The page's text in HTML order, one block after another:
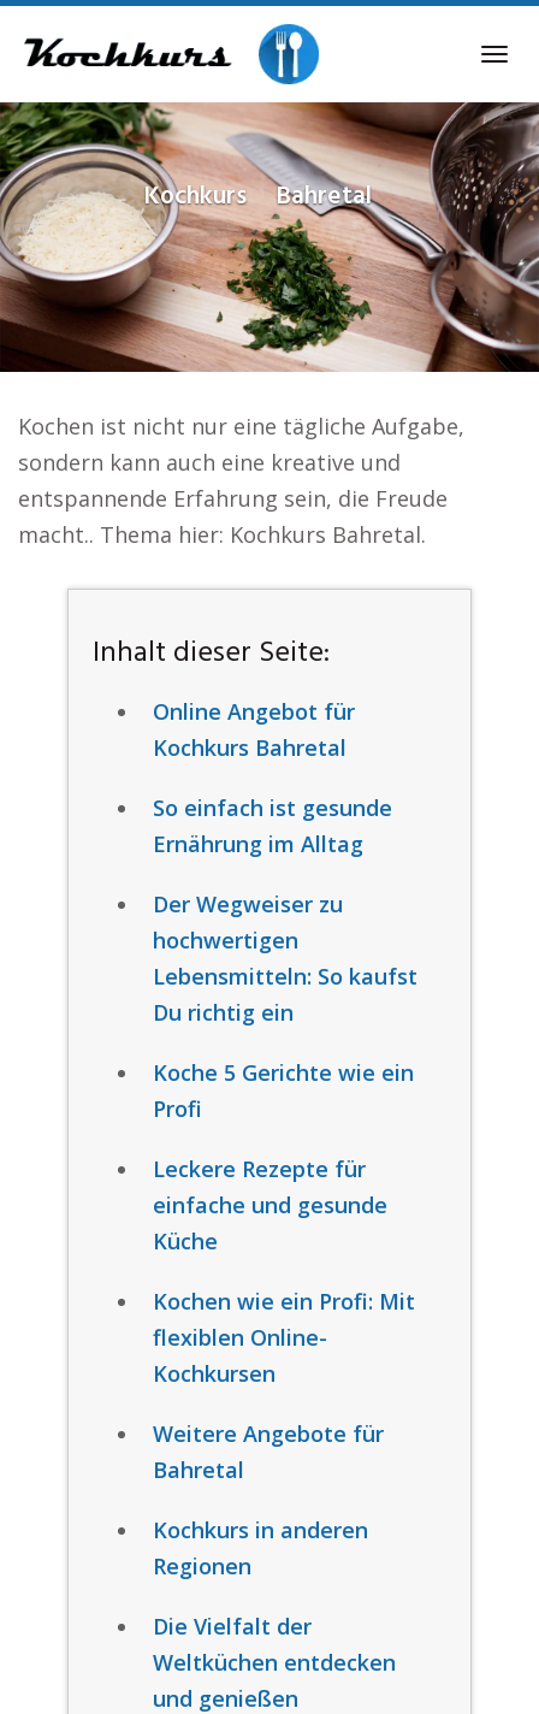
content
Kochkurs Bahretal
Kochen ist nicht nur eine tägliche Aufgabe,
sondern kann auch eine kreative und
entspannende Erfahrung sein, die Freude
macht.. Thema hier: Kochkurs Bahretal.
Inhalt dieser Seite:
Online Angebot für
Kochkurs Bahretal
So einfach ist gesunde
Ernährung im Alltag
Der Wegweiser zu
hochwertigen
Lebensmitteln: So kaufst
Du richtig ein
Koche 5 Gerichte wie ein
Profi
Leckere Rezepte für
einfache und gesunde
Küche
Kochen wie ein Profi: Mit
flexiblen Online-
Kochkursen
Weitere Angebote für
Bahretal
Kochkurs in anderen
Regionen
Die Vielfalt der
Weltküchen entdecken
und genießen